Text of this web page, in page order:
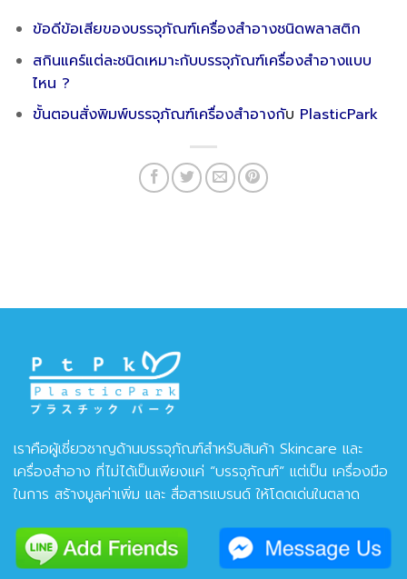
ข้อดีข้อเสียของบรรจุภัณฑ์เครื่องสำอางชนิดพลาสติก
สกินแคร์แต่ละชนิดเหมาะกับบรรจุภัณฑ์เครื่องสำอางแบบ
ไหน ?
ขั้นตอนสั่งพิมพ์บรรจุภัณฑ์เครื่องสำอางกับ PlasticPark
เราคือผู้เชี่ยวชาญด้านบรรจุภัณฑ์สำหรับสินค้า Skincare และ
เครื่องสำอาง ที่ไม่ได้เป็นเพียงแค่ “บรรจุภัณฑ์” แต่เป็น เครื่องมือ
ในการ สร้างมูลค่าเพิ่ม และ สื่อสารแบรนด์ ให้โดดเด่นในตลาด